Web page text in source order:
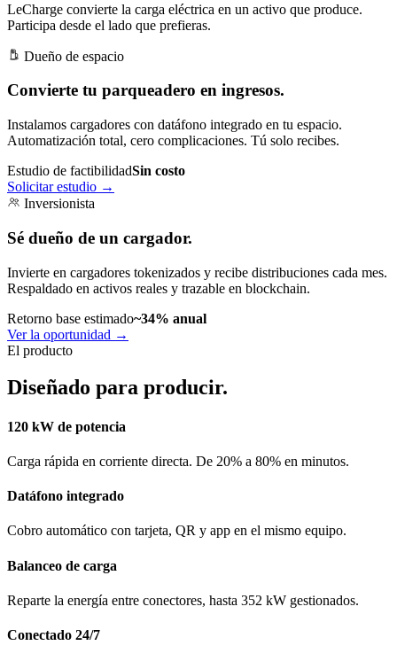
LeCharge convierte la carga eléctrica en un activo que produce.
Participa desde el lado que prefieras.
Dueño de espacio
Convierte tu parqueadero en ingresos.
Instalamos cargadores con datáfono integrado en tu espacio.
Automatización total, cero complicaciones. Tú solo recibes.
Estudio de factibilidadSin costo
Solicitar estudio →
Inversionista
Sé dueño de un cargador.
Invierte en cargadores tokenizados y recibe distribuciones cada mes.
Respaldado en activos reales y trazable en blockchain.
Retorno base estimado~34% anual
Ver la oportunidad →
El producto
Diseñado para producir.
120 kW de potencia
Carga rápida en corriente directa. De 20% a 80% en minutos.
Datáfono integrado
Cobro automático con tarjeta, QR y app en el mismo equipo.
Balanceo de carga
Reparte la energía entre conectores, hasta 352 kW gestionados.
Conectado 24/7